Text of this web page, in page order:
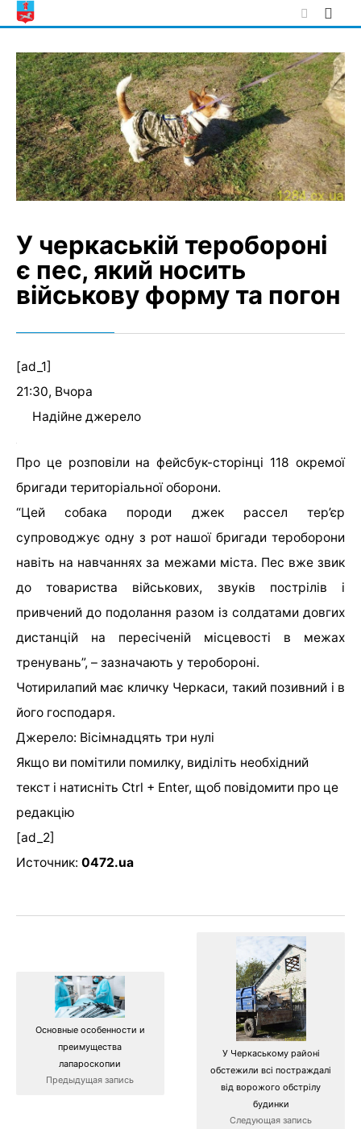
Skip
to
У черкаській теробороні
є пес, який носить
військову форму та погон
[ad_1]
21:30, Вчора
Надійне джерело
Про це розповіли на фейсбук-сторінці 118 окремої
бригади територіальної оборони.
“Цей собака породи джек рассел тер’єр
супроводжує одну з рот нашої бригади тероборони
навіть на навчаннях за межами міста. Пес вже звик
до товариства військових, звуків пострілів і
привчений до подолання разом із солдатами довгих
дистанцій на пересіченій місцевості в межах
тренувань”, – зазначають у теробороні.
Чотирилапий має кличку Черкаси, такий позивний і в
його господаря.
Джерело: Вісімнадцять три нулі
Якщо ви помітили помилку, виділіть необхідний
текст і натисніть Ctrl + Enter, щоб повідомити про це
редакцію
[ad_2]
Источник: 0472.ua
Основные особенности и
преимущества
лапароскопии
Предыдущая запись
У Черкаському районі
обстежили всі постраждалі
від ворожого обстрілу
будинки
Следующая запись